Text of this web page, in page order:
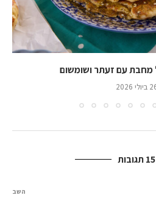
מחבת עם זעתר ושומשום
2026
15 תגובות
השב